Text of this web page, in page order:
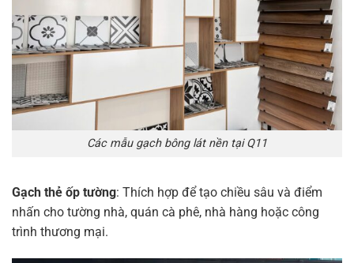
Các mẫu gạch bông lát nền tại Q11
Gạch thẻ ốp tường: Thích hợp để tạo chiều sâu và điểm
nhấn cho tường nhà, quán cà phê, nhà hàng hoặc công
trình thương mại.